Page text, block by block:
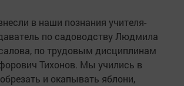
в наши познания учителя-
по садоводству Людмила
по трудовым дисциплинам
Тихонов. Мы учились в
и окапывать яблони,